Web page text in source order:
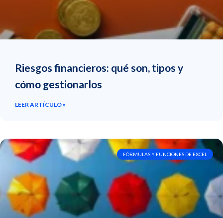
Riesgos financieros: qué son, tipos y
cómo gestionarlos
LEER ARTÍCULO »
FÓRMULAS Y FUNCIONES DE EXCEL